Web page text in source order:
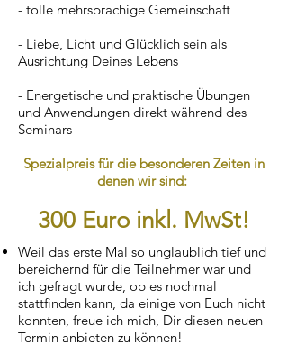
- tolle mehrsprachige Gemeinschaft
- Liebe, Licht und Glücklich sein als
Ausrichtung Deines Lebens
- Energetische und praktische Übungen
und Anwendungen direkt während des
Seminars
Spezialpreis für die besonderen Zeiten in
denen wir sind:
300 Euro inkl. MwSt!
Weil das erste Mal so unglaublich tief und
bereichernd für die Teilnehmer war und
ich gefragt wurde, ob es nochmal
stattfinden kann, da einige von Euch nicht
konnten, freue ich mich, Dir diesen neuen
Termin anbieten zu können!